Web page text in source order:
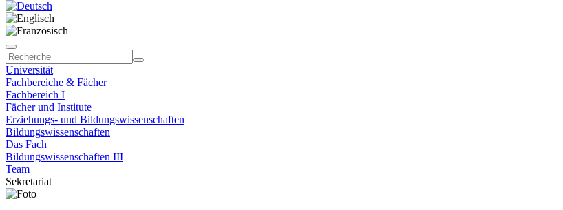
Universität
Fachbereiche & Fächer
Fachbereich I
Fächer und Institute
Erziehungs- und Bildungswissenschaften
Bildungswissenschaften
Das Fach
Bildungswissenschaften III
Team
Sekretariat